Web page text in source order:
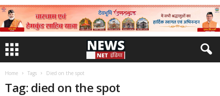
Home Tags Died on the spot
Tag: died on the spot